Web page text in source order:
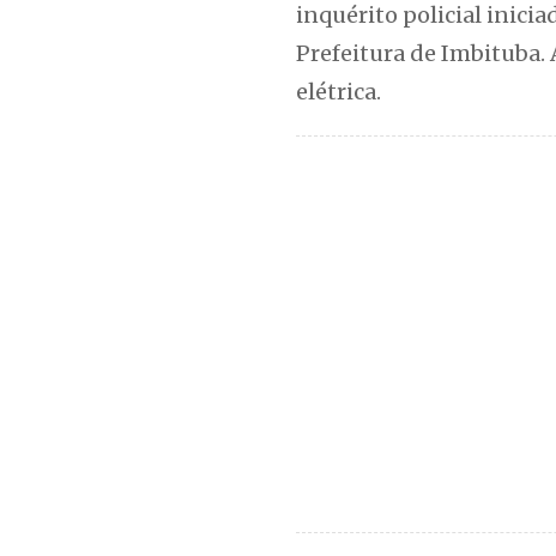
inquérito policial
Prefeitura de Imbituba.
elétrica.